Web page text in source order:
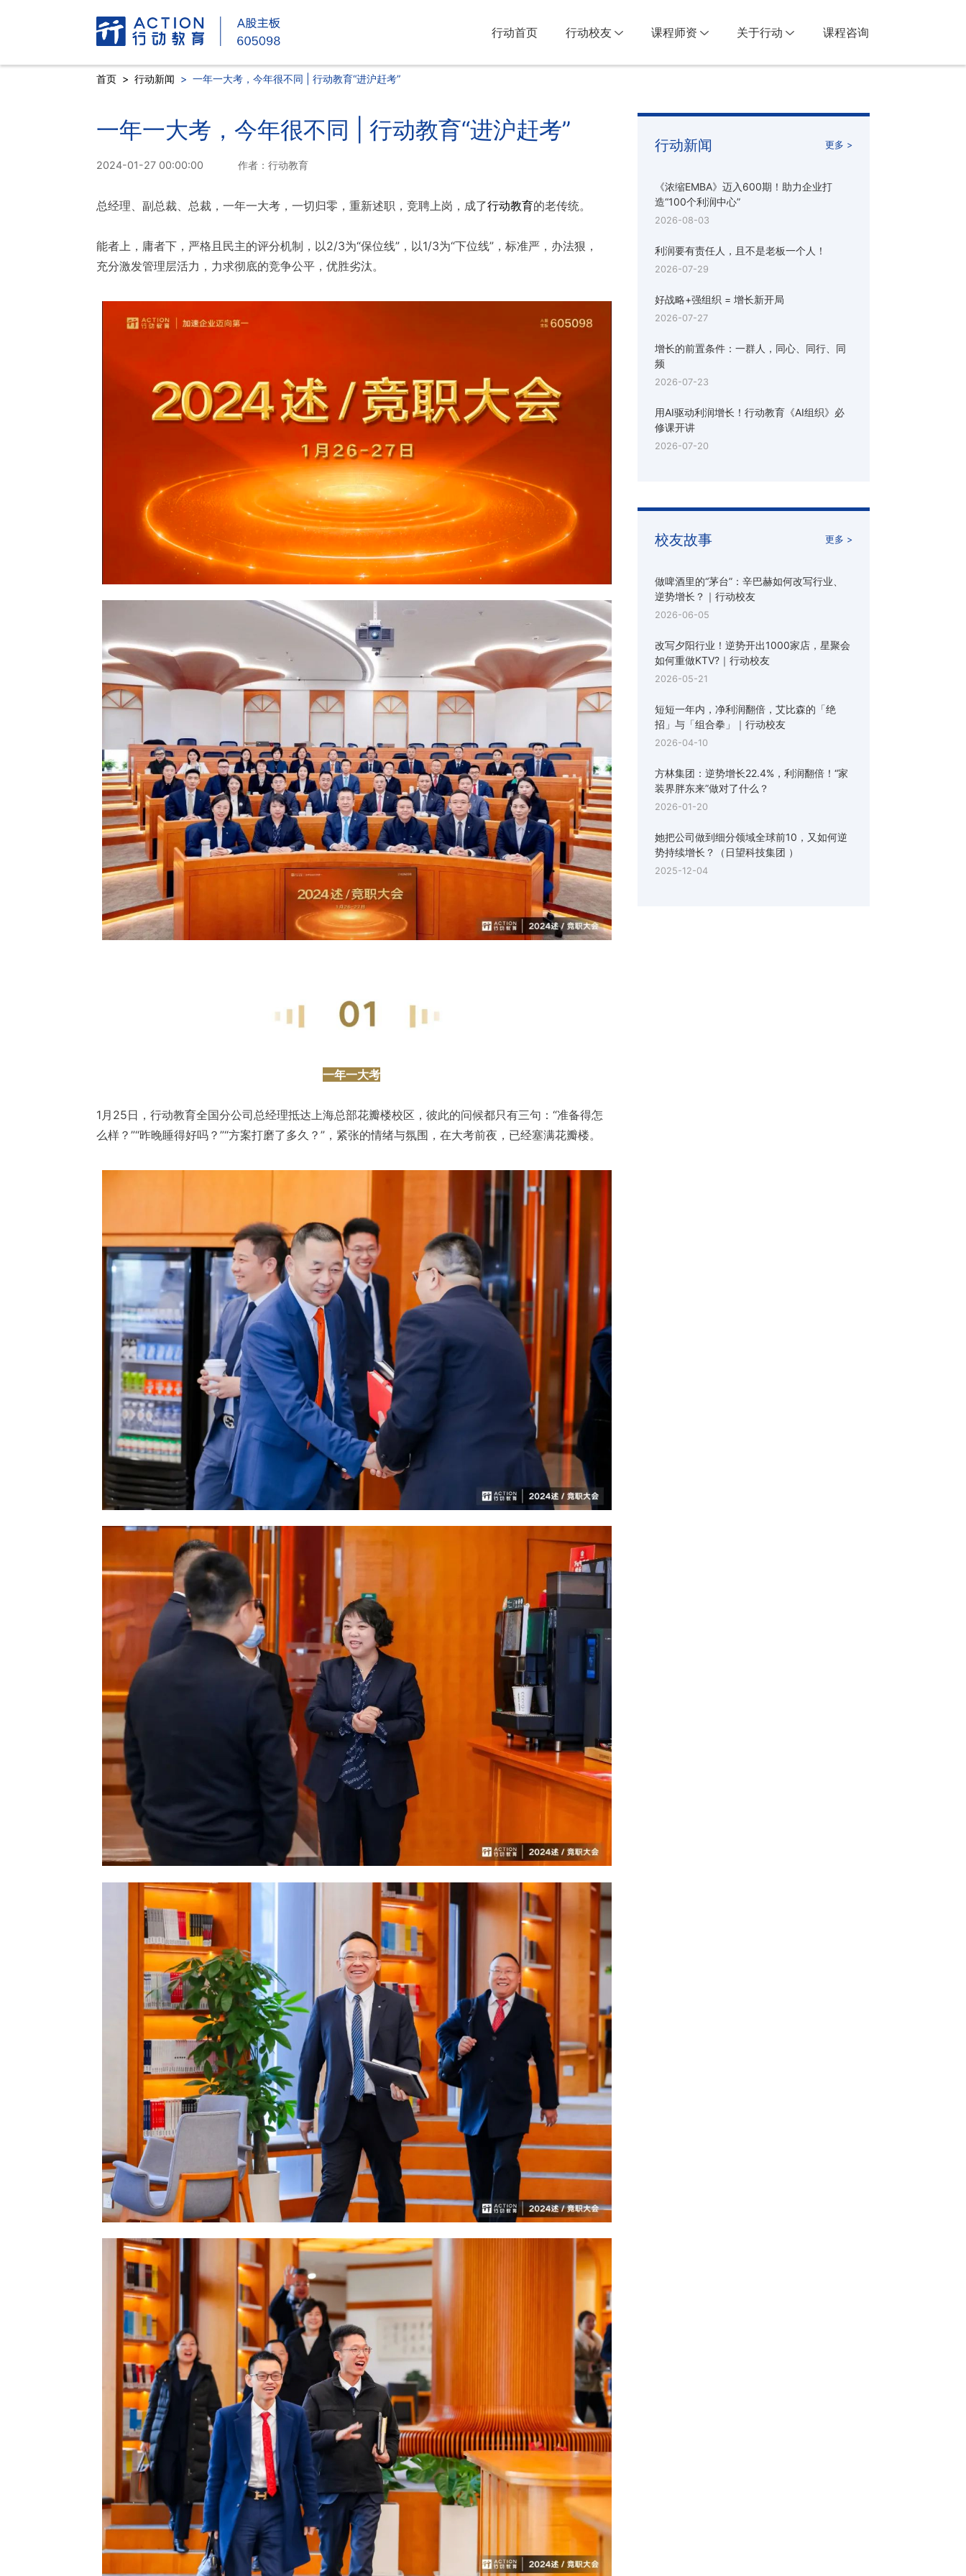
行动首页 行动校友 课程师资 关于行动 课程咨询
首页 > 行动新闻 > 一年一大考，今年很不同 | 行动教育“进沪赶考”
一年一大考，今年很不同 | 行动教育“进沪赶考”
2024-01-27 00:00:00 作者：行动教育
总经理、副总裁、总裁，一年一大考，一切归零，重新述职，竞聘上岗，成了行动教育的老传统。
能者上，庸者下，严格且民主的评分机制，以2/3为“保位线”，以1/3为“下位线”，标准严，办法狠，
充分激发管理层活力，力求彻底的竞争公平，优胜劣汰。
一年一大考
1月25日，行动教育全国分公司总经理抵达上海总部花瓣楼校区，彼此的问候都只有三句：“准备得怎
么样？”“昨晚睡得好吗？”“方案打磨了多久？”，紧张的情绪与氛围，在大考前夜，已经塞满花瓣楼。
行动新闻 更多 >
《浓缩EMBA》迈入600期！助力企业打
造“100个利润中心”
2026-08-03
利润要有责任人，且不是老板一个人！
2026-07-29
好战略+强组织 = 增长新开局
2026-07-27
增长的前置条件：一群人，同心、同行、同
频
2026-07-23
用AI驱动利润增长！行动教育《AI组织》必
修课开讲
2026-07-20
校友故事 更多 >
做啤酒里的“茅台”：辛巴赫如何改写行业、
逆势增长？｜行动校友
2026-06-05
改写夕阳行业！逆势开出1000家店，星聚会
如何重做KTV?｜行动校友
2026-05-21
短短一年内，净利润翻倍，艾比森的「绝
招」与「组合拳」｜行动校友
2026-04-10
方林集团：逆势增长22.4%，利润翻倍！“家
装界胖东来”做对了什么？
2026-01-20
她把公司做到细分领域全球前10，又如何逆
势持续增长？（日望科技集团 ）
2025-12-04